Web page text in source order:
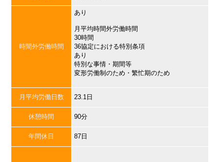
時間外労働時間
あり
月平均時間外労働時間
30時間
36協定における特別条項
あり
特別な事情・期間等
変形労働制のため・繁忙期のため
月平均労働日数 23.1日
休憩時間 90分
年間休日 87日